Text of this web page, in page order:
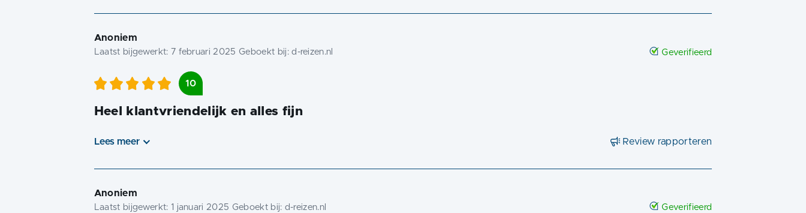
Anoniem
Laatst bijgewerkt: 7 februari 2025 Geboekt bij:d-reizen.nl Geverifieerd
10
Heel klantvriendelijk en alles fijn
Lees meer Review rapporteren
Anoniem
Laatst bijgewerkt: 1 januari 2025 Geboekt bij: d-reizen.nl Geverifieerd